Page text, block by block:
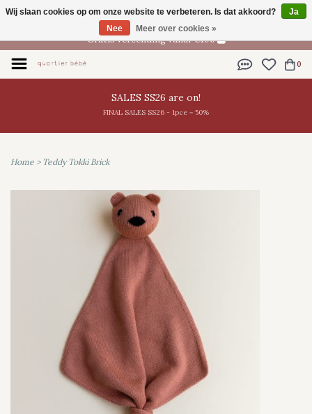
NL
Gratis verzending vanaf €100
0
SALES SS26 are on!
FINAL SALES SS26 - 1pce = 50%
Home > Teddy Tokki Brick
Wij slaan cookies op om onze website te verbeteren. Is dat akkoord?
Ja
Nee
Meer over cookies »